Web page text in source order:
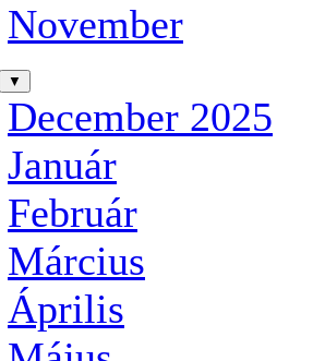
November
▼
December 2025
Január
Február
Március
Április